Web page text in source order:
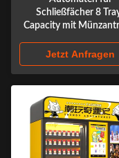
Schließfächer 8
Capacity mit
Jetzt Anfragen